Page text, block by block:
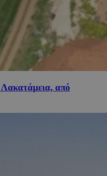
Λακατάμεια, από